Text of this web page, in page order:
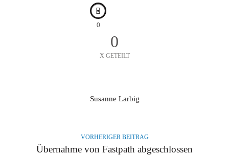
0
0
X GETEILT
Susanne Larbig
VORHERIGER BEITRAG
Übernahme von Fastpath abgeschlossen